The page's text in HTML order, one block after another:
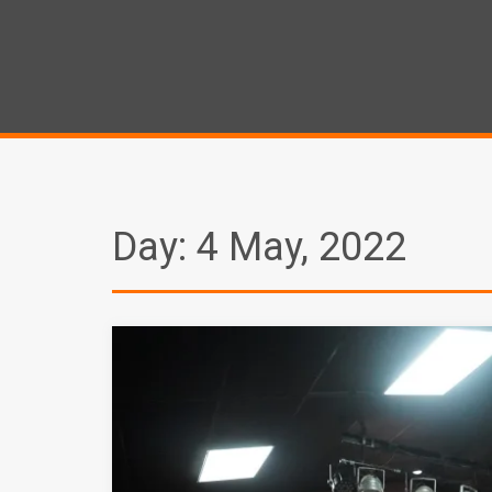
Day: 4 May, 2022